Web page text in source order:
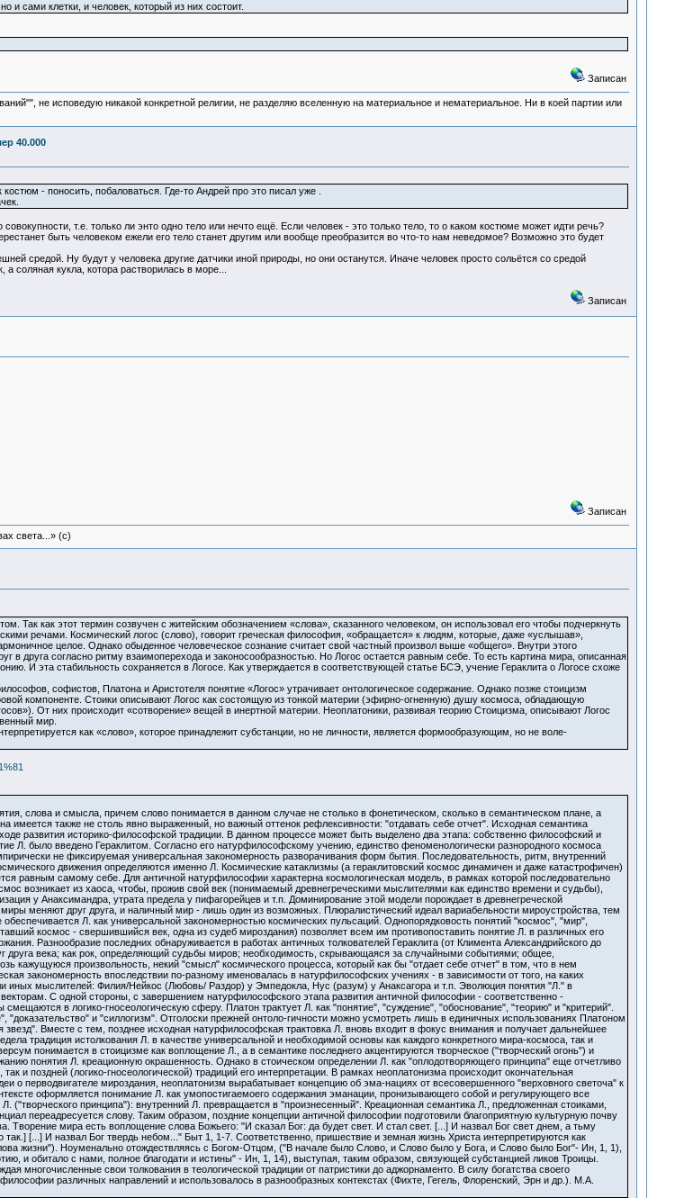
и сами клетки, и человек, который из них состоит.
Записан
не исповедую никакой конкретной религии, не разделяю вселенную на материальное и нематериальное. Ни в коей партии или
40.000
- поносить, побаловаться. Где-то Андрей про это писал уже .
т.е. только ли энто одно тело или нечто ещё. Если человек - это только тело, то о каком костюме может идти речь?
быть человеком ежели его тело станет другим или вообще преобразится во что-то нам неведомое? Возможно это будет
средой. Ну будут у человека другие датчики иной природы, но они останутся. Иначе человек просто сольётся со средой
соляная кукла, котора растворилась в море...
Записан
Записан
света...» (c)
Так как этот термин созвучен с житейским обозначением «слова», сказанного человеком, он использовал его чтобы подчеркнуть
речами. Космический логос (слово), говорит греческая философия, «обращается» к людям, которые, даже «услышав»,
целое. Однако обыденное человеческое сознание считает свой частный произвол выше «общего». Внутри этого
в друга согласно ритму взаимоперехода и законосообразностью. Но Логос остается равным себе. То есть картина мира, описанная
И эта стабильность сохраняется в Логосе. Как утверждается в соответствующей статье БСЭ, учение Гераклита о Логосе схоже
софистов, Платона и Аристотеля понятие «Логос» утрачивает онтологическое содержание. Однако позже стоицизм
компоненте. Стоики описывают Логос как состоящую из тонкой материи (эфирно-огненную) душу космоса, обладающую
От них происходит «сотворение» вещей в инертной материи. Неоплатоники, развивая теорию Стоицизма, описывают Логос
мир.
как «слово», которое принадлежит субстанции, но не личности, является формообразующим, но не воле-
слова и смысла, причем слово понимается в данном случае не столько в фонетическом, сколько в семантическом плане, а
имеется также не столь явно выраженный, но важный оттенок рефлексивности: "отдавать себе отчет". Исходная семантика
развития историко-философской традиции. В данном процессе может быть выделено два этапа: собственно философский и
Л. было введено Гераклитом. Согласно его натурфилософскому учению, единство феноменологически разнородного космоса
не фиксируемая универсальная закономерность разворачивания форм бытия. Последовательность, ритм, внутренний
движения определяются именно Л. Космические катаклизмы (а гераклитовский космос динамичен и даже катастрофичен)
равным самому себе. Для античной натурфилософии характерна космологическая модель, в рамках которой последовательно
возникает из хаоса, чтобы, прожив свой век (понимаемый древнегреческими мыслителями как единство времени и судьбы),
у Анаксимандра, утрата предела у пифагорейцев и т.п. Доминирование этой модели порождает в древнегреческой
меняют друг друга, и наличный мир - лишь один из возможных. Плюралистический идеал вариабельности мироустройства, тем
Л. как универсальной закономерностью космических пульсаций. Однопорядковость понятий "космос", "мир",
космос - свершившийся век, одна из судеб мироздания) позволяет всем им противопоставить понятие Л. в различных его
Разнообразие последних обнаруживается в работах античных толкователей Гераклита (от Климента Александрийского до
века; как рок, определяющий судьбы миров; необходимость, скрывающаяся за случайными событиями; общее,
кажущуюся произвольность, некий "смысл" космического процесса, который как бы "отдает себе отчет" в том, что в нем
закономерность впоследствии по-разному именовалась в натурфилософских учениях - в зависимости от того, на каких
иных мыслителей: Филия/Нейкос (Любовь/ Раздор) у Эмпедокла, Нус (разум) у Анаксагора и т.п. Эволюция понятия "Л." в
С одной стороны, с завершением натурфилософского этапа развития античной философии - соответственно -
в логико-гносеологическую сферу. Платон трактует Л. как "понятие", "суждение", "обоснование", "теорию" и "критерий".
"доказательство" и "силлогизм". Отголоски прежней онтоло-гичности можно усмотреть лишь в единичных использованиях Платоном
звезд". Вместе с тем, позднее исходная натурфилософская трактовка Л. вновь входит в фокус внимания и получает дальнейшее
традиция истолкования Л. в качестве универсальной и необходимой основы как каждого конкретного мира-космоса, так и
понимается в стоицизме как воплощение Л., а в семантике последнего акцентируются творческое ("творческий огонь") и
понятия Л. креационную окрашенность. Однако в стоическом определении Л. как "оплодотворяющего принципа" еще отчетливо
и поздней (логико-гносеологической) традиций его интерпретации. В рамках неоплатонизма происходит окончательная
о перводвигателе мироздания, неоплатонизм вырабатывает концепцию об эма-нациях от всесовершенного "верховного светоча" к
оформляется понимание Л. как умопостигаемоего содержания эманации, пронизывающего собой и регулирующего все
принципа"): внутренний Л. превращается в "произнесенный". Креационная семантика Л., предложенная стоиками,
переадресуется слову. Таким образом, поздние концепции античной философии подготовили благоприятную культурную почву
Творение мира есть воплощение слова Божьего: "И сказал Бог: да будет свет. И стал свет. [...] И назвал Бог свет днем, а тьму
[...] И назвал Бог твердь небом..." Быт 1, 1-7. Соответственно, пришествие и земная жизнь Христа интерпретируются как
жизни"). Ноуменально отождествляясь с Богом-Отцом, ("В начале было Слово, и Слово было у Бога, и Слово было Бог"- Ин, 1, 1),
и обитало с нами, полное благодати и истины" - Ин, 1, 14), выступая, таким образом, связующей субстанцией ликов Троицы.
многочисленные свои толкования в теологической традиции от патристики до аджорнаменто. В силу богатства своего
различных направлений и использовалось в разнообразных контекстах (Фихте, Гегель, Флоренский, Эрн и др.). М.А.